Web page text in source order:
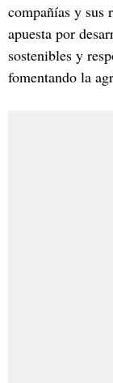
compañías y sus
apuesta por
sostenibles y
fomentando la